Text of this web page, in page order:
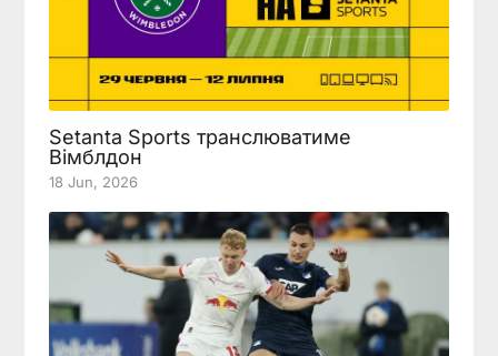
Setanta Sports транслюватиме
Вімблдон
18 Jun, 2026